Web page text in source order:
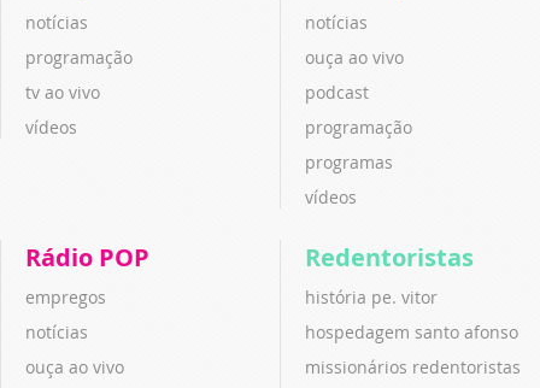
notícias
programação
tv ao vivo
vídeos
notícias
ouça ao vivo
podcast
programação
programas
vídeos
Rádio POP
empregos
notícias
ouça ao vivo
Redentoristas
história pe. vitor
hospedagem santo afonso
missionários redentoristas